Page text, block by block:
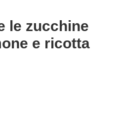
le zucchine
e ricotta